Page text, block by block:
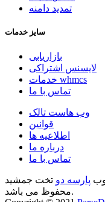
تمدید دامنه
سایز خدمات
بازاریابی
لایسنس اشتراکی
خدمات whmcs
تماس با ما
وب هاست تالک
قوانین
اطلاعیه ها
درباره ما
تماس با ما
پارسه دو تخت جمشید
محفوظ می باشد.